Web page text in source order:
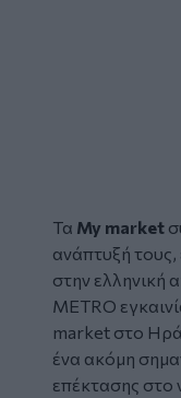
Τα My market
ανάπτυξή
στην ελληνική
METRO
market στο
ένα ακόμη
επέκτασης στο